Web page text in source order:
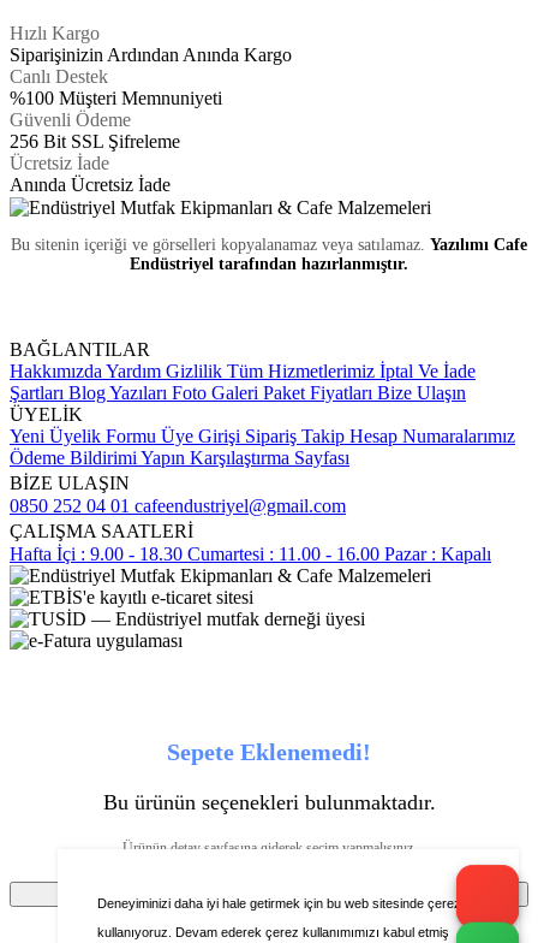
Deneyiminizi daha iyi hale getirmek için bu web sitesinde çerezleri
kullanıyoruz. Devam ederek çerez kullanımımızı kabul etmiş
Hızlı Kargo
Siparişinizin Ardından Anında Kargo
Canlı Destek
%100 Müşteri Memnuniyeti
Güvenli Ödeme
256 Bit SSL Şifreleme
Ücretsiz İade
Anında Ücretsiz İade
Bu sitenin içeriği ve görselleri kopyalanamaz veya satılamaz. Yazılımı Cafe
Endüstriyel tarafından hazırlanmıştır.
BAĞLANTILAR
Hakkımızda Yardım Gizlilik Tüm Hizmetlerimiz İptal Ve İade
Şartları Blog Yazıları Foto Galeri Paket Fiyatları Bize Ulaşın
ÜYELİK
Yeni Üyelik Formu Üye Girişi Sipariş Takip Hesap Numaralarımız
Ödeme Bildirimi Yapın Karşılaştırma Sayfası
BİZE ULAŞIN
0850 252 04 01 cafeendustriyel@gmail.com
ÇALIŞMA SAATLERİ
Hafta İçi : 9.00 - 18.30 Cumartesi : 11.00 - 16.00 Pazar : Kapalı
Sepete Eklenemedi!
Bu ürünün seçenekleri bulunmaktadır.
Ürünün detay sayfasına giderek seçim yapmalısınız.